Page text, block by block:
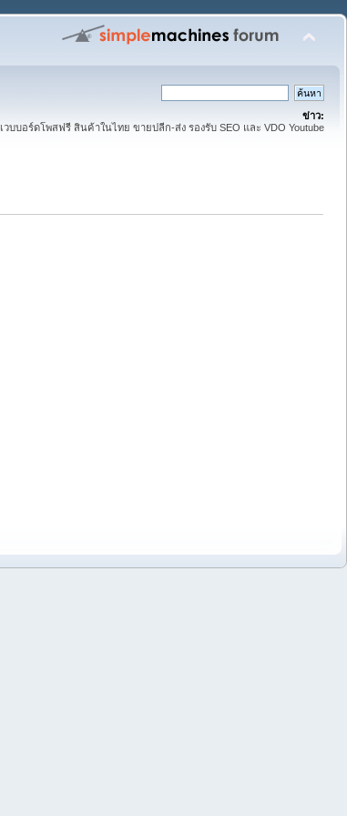
ข่าว:
เวบบอร์ดโพสฟรี สินค้าในไทย ขายปลีก-ส่ง รองรับ SEO และ VDO Youtube